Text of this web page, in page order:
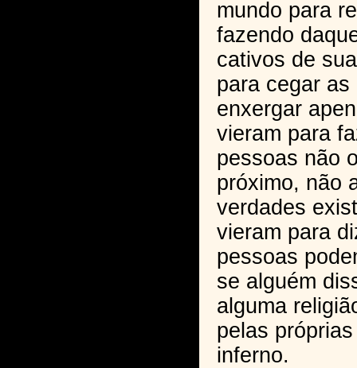
mundo para
fazendo
cativos de
para cegar
enxergar
vieram para
pessoas não
próximo, não
verdades
vieram para
pessoas
se alguém
alguma
pelas
inferno.